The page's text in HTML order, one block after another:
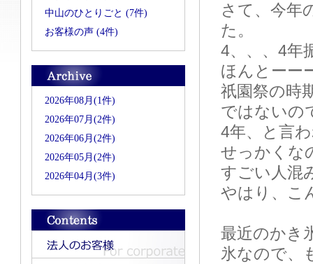
中山のひとりごと (7件)
お客様の声 (4件)
2026年08月(1件)
2026年07月(2件)
2026年06月(2件)
2026年05月(2件)
2026年04月(3件)
さて、今年
た。
4、、、4年
ほんとーー
祇園祭の時
ではないの
4年、と言
せっかくな
すごい人混
やはり、こ
最近のかき
氷なので、